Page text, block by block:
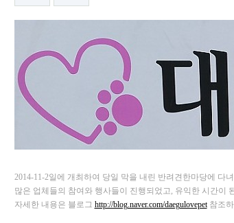
2014-11-2일에 개최하여 당일 막을 내린 반려견한마당에 다
많은 업체들의 참여와 행사들이 진행되었고, 유익한 시간이
자세한 내용은 블로그 http://blog.naver.com/daegulovepet참조